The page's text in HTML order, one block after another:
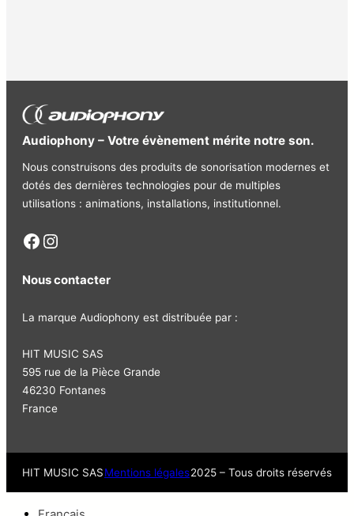
Audiophony – Votre évènement mérite notre son.
Nous construisons des produits de sonorisation modernes et
dotés des dernières technologies pour de multiples
utilisations : animations, installations, institutionnel.
Facebook Instagram
Nous contacter
La marque Audiophony est distribuée par :
HIT MUSIC SAS
595 rue de la Pièce Grande
46230 Fontanes
France
HIT MUSIC SASMentions légales2025 – Tous droits réservés